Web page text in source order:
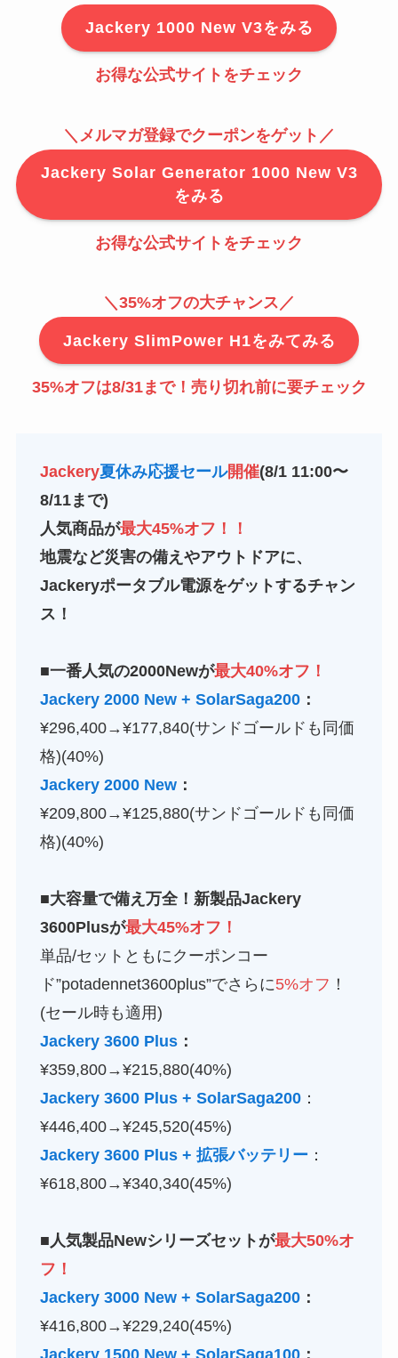
Jackery 1000 New V3をみる
お得な公式サイトをチェック
＼メルマガ登録でクーポンをゲット／
Jackery Solar Generator 1000 New V3
をみる
お得な公式サイトをチェック
＼35%オフの大チャンス／
Jackery SlimPower H1をみてみる
35%オフは8/31まで！売り切れ前に要チェック
Jackery夏休み応援セール開催(8/1 11:00〜
8/11まで)
人気商品が最大45%オフ！！
地震など災害の備えやアウトドアに、
Jackeryポータブル電源をゲットするチャン
ス！
■一番人気の2000Newが最大40%オフ！
Jackery 2000 New + SolarSaga200：
¥296,400→¥177,840(サンドゴールドも同価
格)(40%)
Jackery 2000 New：
¥209,800→¥125,880(サンドゴールドも同価
格)(40%)
■大容量で備え万全！新製品Jackery
3600Plusが最大45%オフ！
単品/セットともにクーポンコー
ド”potadennet3600plus”でさらに5%オフ ！
(セール時も適用)
Jackery 3600 Plus：
¥359,800→¥215,880(40%)
Jackery 3600 Plus + SolarSaga200：
¥446,400→¥245,520(45%)
Jackery 3600 Plus + 拡張バッテリー：
¥618,800→¥340,340(45%)
■人気製品Newシリーズセットが最大50%オ
フ！
Jackery 3000 New + SolarSaga200：
¥416,800→¥229,240(45%)
Jackery 1500 New + SolarSaga100：